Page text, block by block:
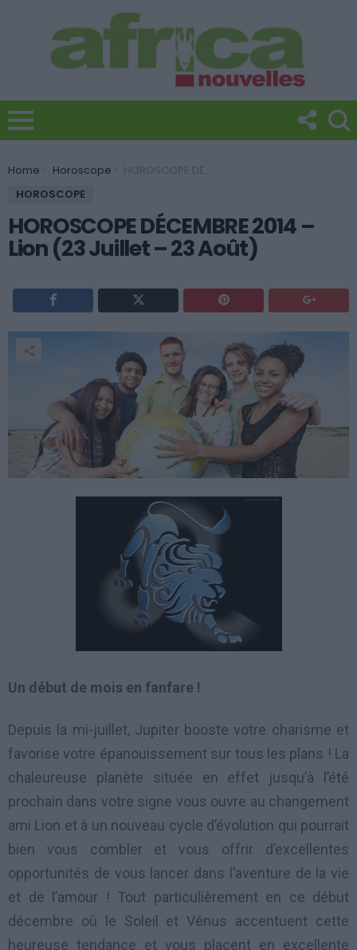
You are here:
Home Horoscope
HOROSCOPE DÉCEMBRE 2014 – Lion (23 Juillet – 23 Août)
HOROSCOPE
HOROSCOPE DÉCEMBRE 2014 –
Lion (23 Juillet – 23 Août)
Un début de mois en fanfare !
Depuis la mi-juillet, Jupiter booste votre charisme et
favorise votre épanouissement sur tous les plans ! La
chaleureuse planète située en effet jusqu’à l’été
prochain dans votre signe vous ouvre au changement
ami Lion et à un nouveau cycle d’évolution qui pourrait
bien vous combler et vous offrir d’excellentes
opportunités de vous lancer dans l’aventure de la vie
et de l’amour ! Tout particulièrement en ce début
décembre où le Soleil et Vénus accentuent cette
heureuse tendance et vous placent en excellente